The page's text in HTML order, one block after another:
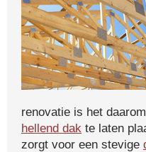
renovatie is het
hellend dak te laten
zorgt voor een stevige